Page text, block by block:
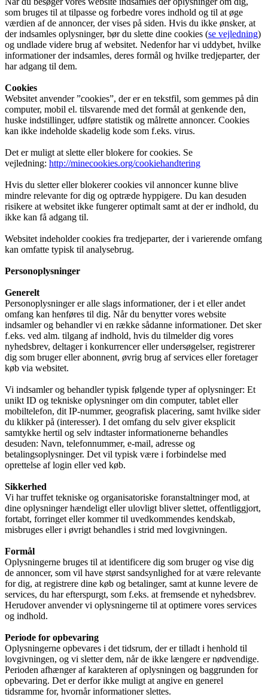
som bruges til at tilpasse og forbedre vores indhold og til at øge
værdien af de annoncer, der vises på siden. Hvis du ikke ønsker, at
der indsamles oplysninger, bør du slette dine cookies (se vejledning)
og undlade videre brug af websitet. Nedenfor har vi uddybet, hvilke
informationer der indsamles, deres formål og hvilke tredjeparter, der
har adgang til dem.
Cookies
Websitet anvender ”cookies”, der er en tekstfil, som gemmes på din
computer, mobil el. tilsvarende med det formål at genkende den,
huske indstillinger, udføre statistik og målrette annoncer. Cookies
kan ikke indeholde skadelig kode som f.eks. virus.
Det er muligt at slette eller blokere for cookies. Se
vejledning: http://minecookies.org/cookiehandtering
Hvis du sletter eller blokerer cookies vil annoncer kunne blive
mindre relevante for dig og optræde hyppigere. Du kan desuden
risikere at websitet ikke fungerer optimalt samt at der er indhold, du
ikke kan få adgang til.
Websitet indeholder cookies fra tredjeparter, der i varierende omfang
kan omfatte typisk til analysebrug.
Personoplysninger
Generelt
Personoplysninger er alle slags informationer, der i et eller andet
omfang kan henføres til dig. Når du benytter vores website
indsamler og behandler vi en række sådanne informationer. Det sker
f.eks. ved alm. tilgang af indhold, hvis du tilmelder dig vores
nyhedsbrev, deltager i konkurrencer eller undersøgelser, registrerer
dig som bruger eller abonnent, øvrig brug af services eller foretager
køb via websitet.
Vi indsamler og behandler typisk følgende typer af oplysninger: Et
unikt ID og tekniske oplysninger om din computer, tablet eller
mobiltelefon, dit IP-nummer, geografisk placering, samt hvilke sider
du klikker på (interesser). I det omfang du selv giver eksplicit
samtykke hertil og selv indtaster informationerne behandles
desuden: Navn, telefonnummer, e-mail, adresse og
betalingsoplysninger. Det vil typisk være i forbindelse med
oprettelse af login eller ved køb.
Sikkerhed
Vi har truffet tekniske og organisatoriske foranstaltninger mod, at
dine oplysninger hændeligt eller ulovligt bliver slettet, offentliggjort,
fortabt, forringet eller kommer til uvedkommendes kendskab,
misbruges eller i øvrigt behandles i strid med lovgivningen.
Formål
Oplysningerne bruges til at identificere dig som bruger og vise dig
de annoncer, som vil have størst sandsynlighed for at være relevante
for dig, at registrere dine køb og betalinger, samt at kunne levere de
services, du har efterspurgt, som f.eks. at fremsende et nyhedsbrev.
Herudover anvender vi oplysningerne til at optimere vores services
og indhold.
Periode for opbevaring
Oplysningerne opbevares i det tidsrum, der er tilladt i henhold til
lovgivningen, og vi sletter dem, når de ikke længere er nødvendige.
Perioden afhænger af karakteren af oplysningen og baggrunden for
opbevaring. Det er derfor ikke muligt at angive en generel
tidsramme for, hvornår informationer slettes.